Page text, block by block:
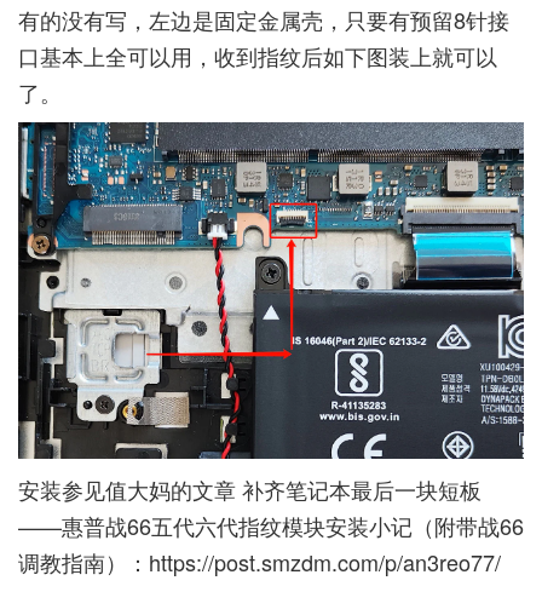
有的没有写，左边是固定金属壳，只要有预留8针接
口基本上全可以用，收到指纹后如下图装上就可以
了。
安装参见值大妈的文章 补齐笔记本最后一块短板
——惠普战66五代六代指纹模块安装小记（附带战66
调教指南）： https://post.smzdm.com/p/an3reo77/